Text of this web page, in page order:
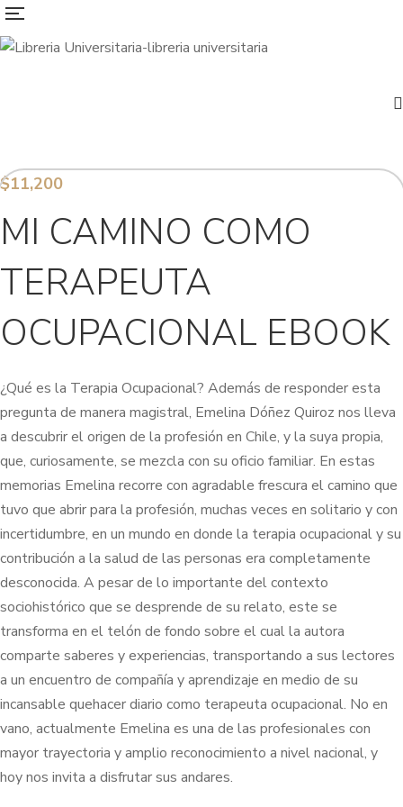
$11,200
MI CAMINO COMO
TERAPEUTA
OCUPACIONAL EBOOK
¿Qué es la Terapia Ocupacional? Además de responder esta
pregunta de manera magistral, Emelina Dóñez Quiroz nos lleva
a descubrir el origen de la profesión en Chile, y la suya propia,
que, curiosamente, se mezcla con su oficio familiar. En estas
memorias Emelina recorre con agradable frescura el camino que
tuvo que abrir para la profesión, muchas veces en solitario y con
incertidumbre, en un mundo en donde la terapia ocupacional y su
contribución a la salud de las personas era completamente
desconocida. A pesar de lo importante del contexto
sociohistórico que se desprende de su relato, este se
transforma en el telón de fondo sobre el cual la autora
comparte saberes y experiencias, transportando a sus lectores
a un encuentro de compañía y aprendizaje en medio de su
incansable quehacer diario como terapeuta ocupacional. No en
vano, actualmente Emelina es una de las profesionales con
mayor trayectoria y amplio reconocimiento a nivel nacional, y
hoy nos invita a disfrutar sus andares.